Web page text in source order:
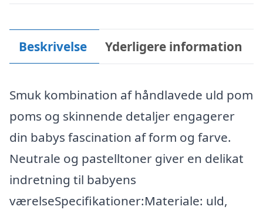
Beskrivelse Yderligere information
Smuk kombination af håndlavede uld pom
poms og skinnende detaljer engagerer
din babys fascination af form og farve.
Neutrale og pastelltoner giver en delikat
indretning til babyens
værelseSpecifikationer:Materiale: uld,